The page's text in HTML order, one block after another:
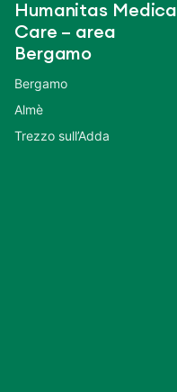
Humanitas Medical
Care – area
Bergamo
Bergamo
Almè
Trezzo sull’Adda